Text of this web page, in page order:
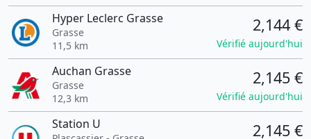
Hyper Leclerc Grasse
Grasse
11,5 km
2,144 €
Vérifié aujourd'hui
Auchan Grasse
Grasse
12,3 km
2,145 €
Vérifié aujourd'hui
Station U 2,145 €